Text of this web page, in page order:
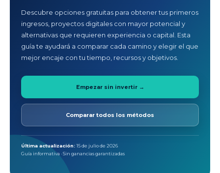
Descubre opciones gratuitas para obtener tus primeros
ingresos, proyectos digitales con mayor potencial y
alternativas que requieren experiencia o capital. Esta
guía te ayudará a comparar cada camino y elegir el que
mejor encaje con tu tiempo, recursos y objetivos.
Empezar sin invertir →
Comparar todos los métodos
Última actualización:15 de julio de 2026
Guía informativa · Sin ganancias garantizadas